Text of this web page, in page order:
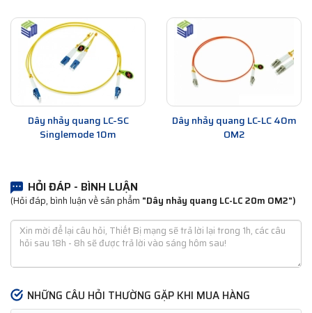
Dây nhảy quang LC-SC
Singlemode 10m
Dây nhảy quang LC-LC 40m
OM2
HỎI ĐÁP - BÌNH LUẬN
(Hỏi đáp, bình luận về sản phẩm "Dây nhảy quang LC-LC 20m OM2")
NHỮNG CÂU HỎI THƯỜNG GẶP KHI MUA HÀNG